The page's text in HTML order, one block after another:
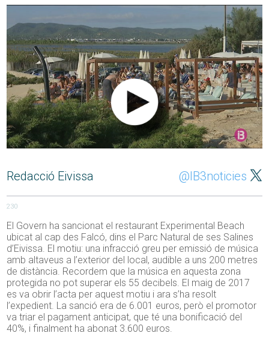
Redacció Eivissa @IB3noticies
230
El Govern ha sancionat el restaurant Experimental Beach
ubicat al cap des Falcó, dins el Parc Natural de ses Salines
d’Eivissa. El motiu: una infracció greu per emissió de música
amb altaveus a l’exterior del local, audible a uns 200 metres
de distància. Recordem que la música en aquesta zona
protegida no pot superar els 55 decibels. El maig de 2017
es va obrir l’acta per aquest motiu i ara s’ha resolt
l’expedient. La sanció era de 6.001 euros, però el promotor
va triar el pagament anticipat, que té una bonificació del
40%, i finalment ha abonat 3.600 euros.